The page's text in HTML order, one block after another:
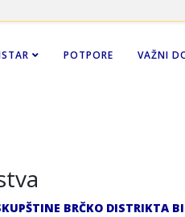
POTPORE VAŽNI
BRČKO